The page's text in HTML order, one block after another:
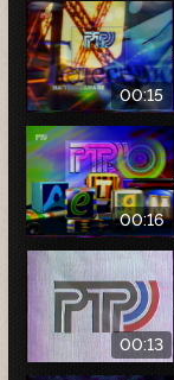
00:15
00:16
00:13